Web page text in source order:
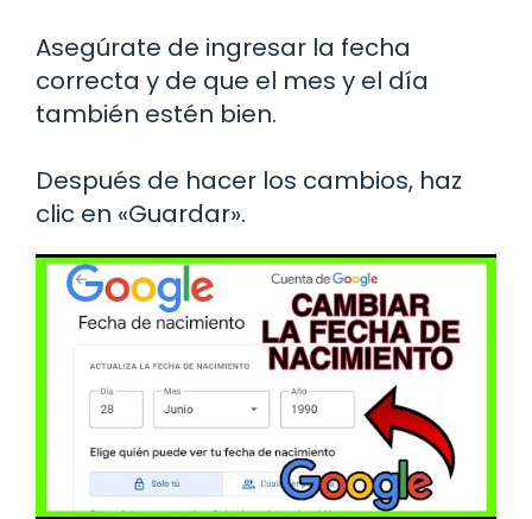
Asegúrate de ingresar la fecha
correcta y de que el mes y el día
también estén bien.
Después de hacer los cambios, haz
clic en «Guardar».